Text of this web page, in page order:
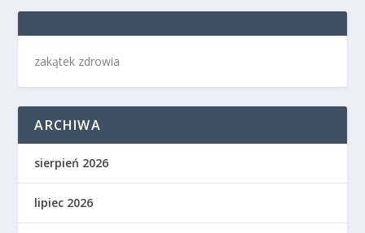
zakątek zdrowia
ARCHIWA
sierpień 2026
lipiec 2026